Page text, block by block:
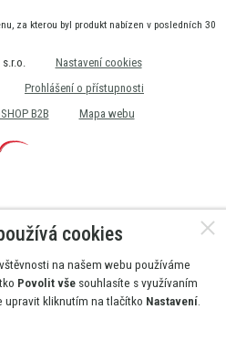
za kterou byl produkt nabízen v posledních 30
Nastavení cookies
Prohlášení o přístupnosti
B2B
Mapa webu
cookies
na našem webu používáme
Povolit vše souhlasíte s využívaním
upravit kliknutím na tlačítko Nastavení